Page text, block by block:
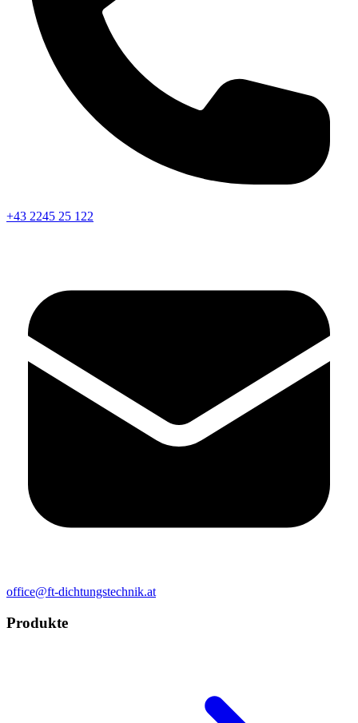
+43 2245 25 122
office@ft-dichtungstechnik.at
Produkte